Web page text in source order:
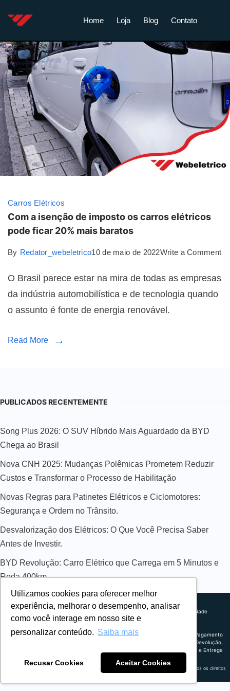
Utilizamos cookies para oferecer melhor
experiência, melhorar o desempenho, analisar
como você interage em nosso site e
personalizar conteúdo. Saiba mais
Recusar Cookies Aceitar Cookies
Home Loja Blog Contato
Carros Elétricos
Com a isenção de imposto os carros elétricos
pode ficar 20% mais baratos
By Redator_webeletrico10 de maio de 2022Write a Comment
O Brasil parece estar na mira de todas as empresas
da indústria automobilística e de tecnologia quando
o assunto é fonte de energia renovável.
Read More
PUBLICADOS RECENTEMENTE
Song Plus 2026: O SUV Híbrido Mais Aguardado da BYD
Chega ao Brasil
Nova CNH 2025: Mudanças Polêmicas Prometem Reduzir
Custos e Transformar o Processo de Habilitação
Novas Regras para Patinetes Elétricos e Ciclomotores:
Segurança e Ordem no Trânsito.
Desvalorização dos Elétricos: O Que Você Precisa Saber
Antes de Investir.
BYD Revolução: Carro Elétrico que Carrega em 5 Minutos e
Roda 400km
Explorando novos horizontes com
inovação e estratégia. Estamos
para um amanhã mais conectado e
Sobre nós
Política de privacidade
Política de Pagamento
Troca, Devolução,
Reembolso e Entrega
Retrocart Veiculos Eletricos LTDA CNPJ: 49.759.389/0001-42 | © 2024 Webeletrico. Todos os direitos